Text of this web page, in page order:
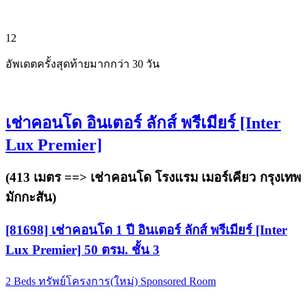
12
อัพเดตครั้งสุดท้ายมากกว่า 30 วัน
เช่าคอนโด อินเตอร์ ลักส์ พรีเมียร์ [Inter
Lux Premier]
(413 เมตร ==> เช่าคอนโด โรงแรม เมอร์เคียว กรุงเทพ
มักกะสัน)
[81698] เช่าคอนโด 1 ปี อินเตอร์ ลักส์ พรีเมียร์ [Inter
Lux Premier] 50 ตรม. ชั้น 3
2 Beds ทรัพย์โครงการ(ใหม่) Sponsored Room